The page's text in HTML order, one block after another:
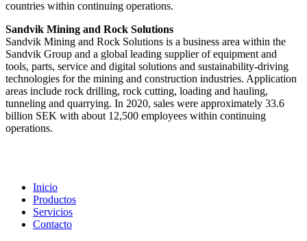
countries within continuing operations.
Sandvik Mining and Rock Solutions
Sandvik Mining and Rock Solutions is a business area within the
Sandvik Group and a global leading supplier of equipment and
tools, parts, service and digital solutions and sustainability-driving
technologies for the mining and construction industries. Application
areas include rock drilling, rock cutting, loading and hauling,
tunneling and quarrying. In 2020, sales were approximately 33.6
billion SEK with about 12,500 employees within continuing
operations.
Inicio
Productos
Servicios
Contacto